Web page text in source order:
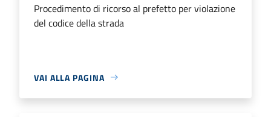
Procedimento di ricorso al prefetto per violazione
del codice della strada
VAI ALLA PAGINA